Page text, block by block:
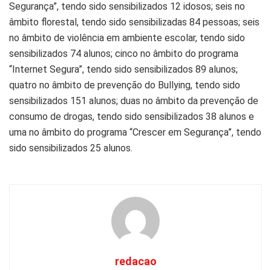
Segurança”, tendo sido sensibilizados 12 idosos; seis no
âmbito florestal, tendo sido sensibilizadas 84 pessoas; seis
no âmbito de violência em ambiente escolar, tendo sido
sensibilizados 74 alunos; cinco no âmbito do programa
“Internet Segura”, tendo sido sensibilizados 89 alunos;
quatro no âmbito de prevenção do Bullying, tendo sido
sensibilizados 151 alunos; duas no âmbito da prevenção de
consumo de drogas, tendo sido sensibilizados 38 alunos e
uma no âmbito do programa “Crescer em Segurança”, tendo
sido sensibilizados 25 alunos.
redacao